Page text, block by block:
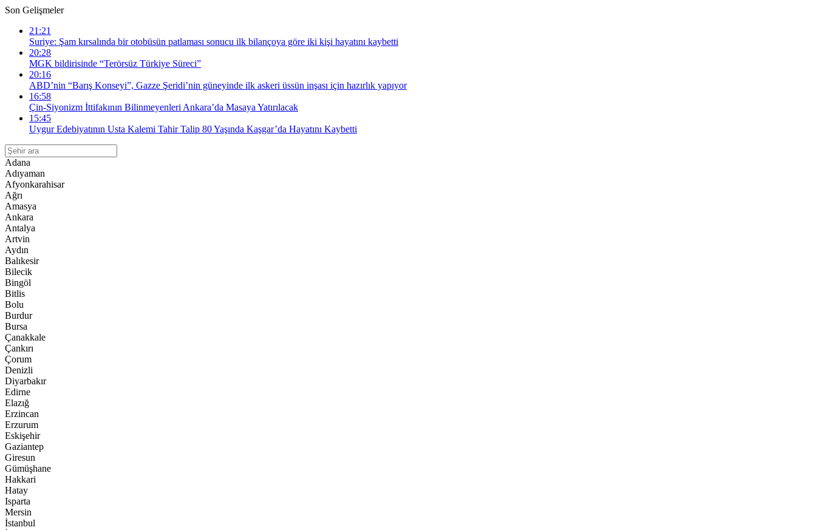
Son Gelişmeler
21:21
Suriye: Şam kırsalında bir otobüsün patlaması sonucu ilk bilançoya göre iki kişi hayatını kaybetti
20:28
MGK bildirisinde “Terörsüz Türkiye Süreci”
20:16
ABD’nin “Barış Konseyi”, Gazze Şeridi’nin güneyinde ilk askeri üssün inşası için hazırlık yapıyor
16:58
Çin-Siyonizm İttifakının Bilinmeyenleri Ankara’da Masaya Yatırılacak
15:45
Uygur Edebiyatının Usta Kalemi Tahir Talip 80 Yaşında Kaşgar’da Hayatını Kaybetti
Adana
Adıyaman
Afyonkarahisar
Ağrı
Amasya
Ankara
Antalya
Artvin
Aydın
Balıkesir
Bilecik
Bingöl
Bitlis
Bolu
Burdur
Bursa
Çanakkale
Çankırı
Çorum
Denizli
Diyarbakır
Edirne
Elazığ
Erzincan
Erzurum
Eskişehir
Gaziantep
Giresun
Gümüşhane
Hakkari
Hatay
Isparta
Mersin
İstanbul